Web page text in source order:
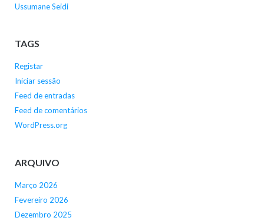
Ussumane Seidi
TAGS
Registar
Iniciar sessão
Feed de entradas
Feed de comentários
WordPress.org
ARQUIVO
Março 2026
Fevereiro 2026
Dezembro 2025